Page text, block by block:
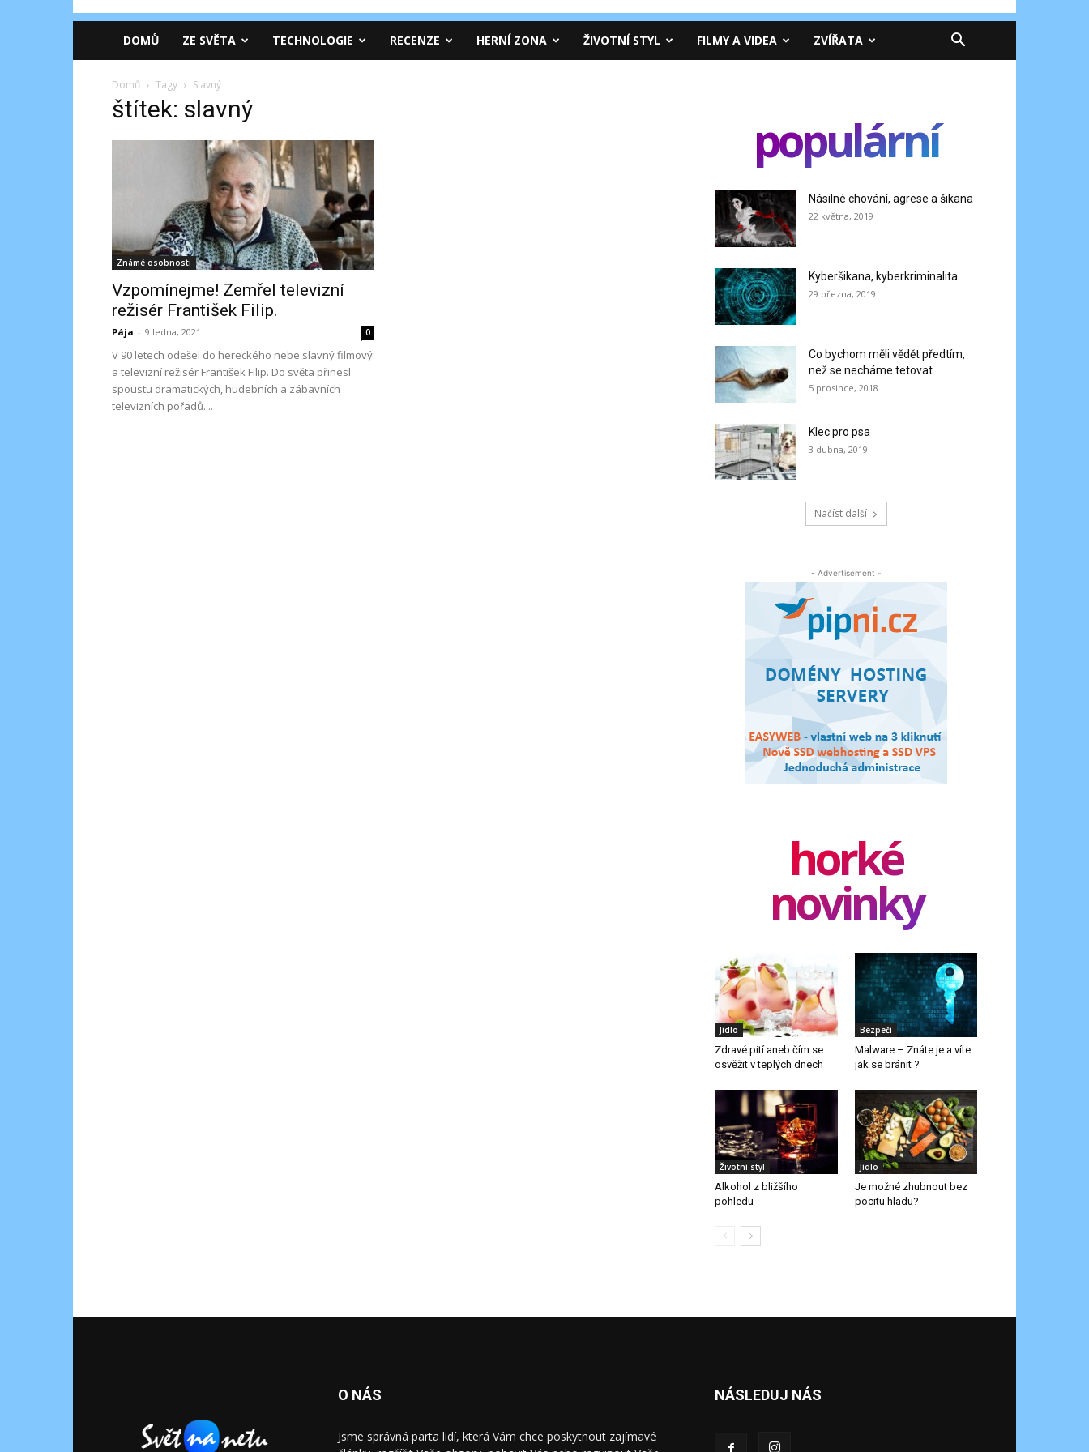
DOMŮ ZE SVĚTA TECHNOLOGIE RECENZE HERNÍ ZONA ŽIVOTNÍ STYL FILMY A VIDEA ZVÍŘATA
Domů Tagy Slavný
štítek: slavný
Známé osobnosti
Vzpomínejme! Zemřel televizní
režisér František Filip.
Pája - 9 ledna, 2021 0
V 90 letech odešel do hereckého nebe slavný filmový
a televizní režisér František Filip. Do světa přinesl
spoustu dramatických, hudebních a zábavních
televizních pořadů....
populární
Násilné chování, agrese a šikana
22 května, 2019
Kyberšikana, kyberkriminalita
29 března, 2019
Co bychom měli vědět předtím,
než se necháme tetovat.
5 prosince, 2018
Klec pro psa
3 dubna, 2019
Načíst další
- Advertisement -
horké
novinky
Jídlo
Zdravé pití aneb čím se
osvěžit v teplých dnech
Bezpečí
Malware – Znáte je a víte
jak se bránit ?
Životní styl
Alkohol z bližšího
pohledu
Jídlo
Je možné zhubnout bez
pocitu hladu?
O NÁS
Jsme správná parta lidí, která Vám chce poskytnout zajímavé
NÁSLEDUJ NÁS